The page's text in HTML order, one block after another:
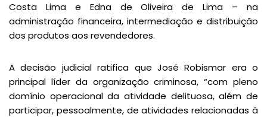
Costa Lima e Edna de Oliveira de Lima – na
administração financeira, intermediação e distribuição
dos produtos aos revendedores.
A decisão judicial ratifica que José Robismar era o
principal líder da organização criminosa, “com pleno
domínio operacional da atividade delituosa, além de
participar, pessoalmente, de atividades relacionadas à